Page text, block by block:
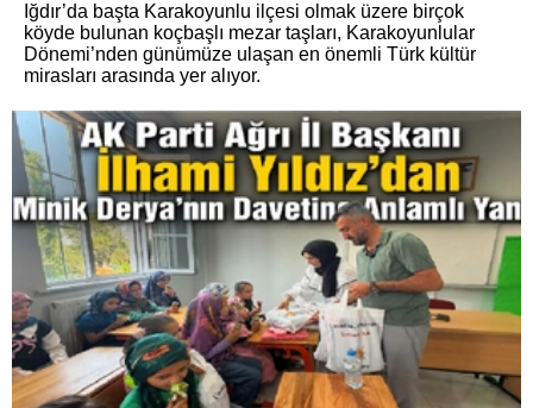
Iğdır’da başta Karakoyunlu ilçesi olmak üzere birçok
köyde bulunan koçbaşlı mezar taşları, Karakoyunlular
Dönemi’nden günümüze ulaşan en önemli Türk kültür
mirasları arasında yer alıyor.